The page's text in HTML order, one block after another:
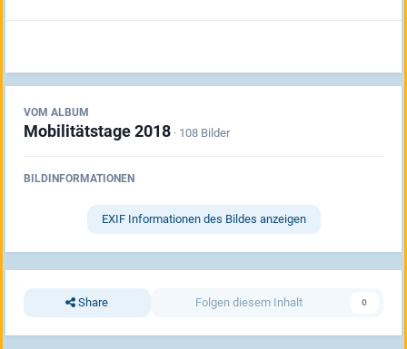
VOM ALBUM
Mobilitätstage 2018 · 108 Bilder
BILDINFORMATIONEN
EXIF Informationen des Bildes anzeigen
Share Folgen diesem Inhalt 0